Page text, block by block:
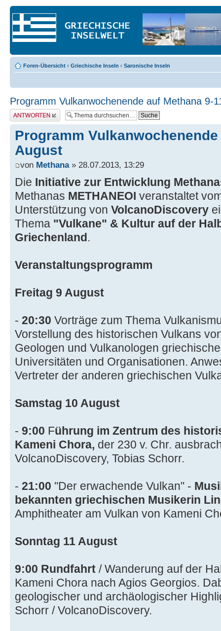
Foren-Übersicht ‹ Griechische Inseln ‹ Saronische Inseln
Programm Vulkanwochenende auf Methana 9-
Antwort erstellen
Programm Vulkanwochenende
August
von Methana» 28.07.2013, 13:29
Die Initiative zur Entwicklung
Methanas METHANEOI veranstaltet
Unterstützung von VolcanoDiscovery
Thema "Vulkane" & Kultur auf der
Griechenland.
Veranstaltungsprogramm
Freitag 9 August
- 20:30 Vorträge zum Thema
Vorstellung des historischen Vulkans
Geologen und Vulkanologen
Universitäten und Organisationen.
Vertreter der anderen griechischen
Samstag 10 August
- 9:00 Führung im Zentrum des
Kameni Chora, der 230 v. Chr.
VolcanoDiscovery, Tobias Schorr.
- 21:00 "Der erwachende Vulkan" -
bekannten griechischen Musikerin
Amphitheater am Vulkan von Kameni
Sonntag 11 August
9:00 Rundfahrt / Wanderung auf der
Kameni Chora nach Agios Georgios.
geologischer und archäologischer
Schorr / VolcanoDiscovery.